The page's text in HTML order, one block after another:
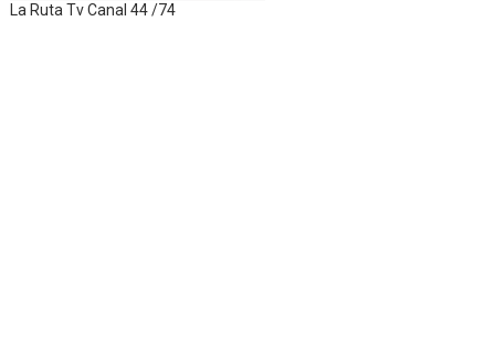
La Ruta Tv Canal 44 /74